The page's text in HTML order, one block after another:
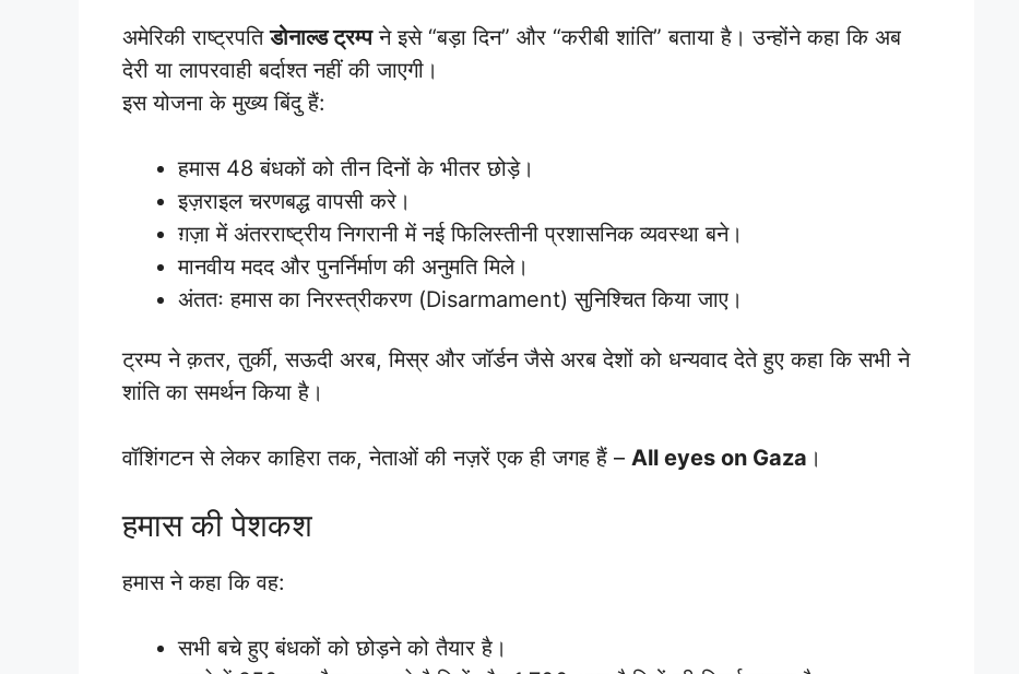
अमेरिकी राष्ट्रपतिडोनाल्ड ट्रम्पने इसे “बड़ा दिन” और “करीबी शांति” बताया है। उन्होंने कहा कि अब
देरी या लापरवाही बर्दाश्त नहीं की जाएगी।
इस योजना के मुख्य बिंदु हैं:
हमास 48 बंधकों को तीन दिनों के भीतर छोड़े।
इज़राइल चरणबद्ध वापसी करे।
ग़ज़ा में अंतरराष्ट्रीय निगरानी में नई फिलिस्तीनी प्रशासनिक व्यवस्था बने।
मानवीय मदद और पुनर्निर्माण की अनुमति मिले।
अंततः हमास का निरस्त्रीकरण (Disarmament) सुनिश्चित किया जाए।
ट्रम्प ने क़तर, तुर्की, सऊदी अरब, मिस्र और जॉर्डन जैसे अरब देशों को धन्यवाद देते हुए कहा कि सभी ने
शांति का समर्थन किया है।
वॉशिंगटन से लेकर काहिरा तक, नेताओं की नज़रें एक ही जगह हैं – All eyes on Gaza ।
हमास की पेशकश
हमास ने कहा कि वह:
सभी बचे हुए बंधकों को छोड़ने को तैयार है।